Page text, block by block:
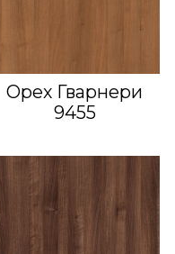
Орех Гварнери
9455